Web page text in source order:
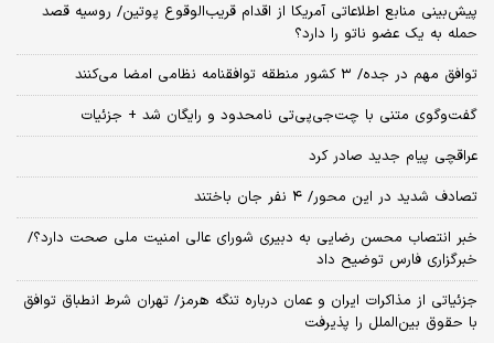
پیش‌بینی منابع اطلاعاتی آمریکا از اقدام قریب‌الوقوع پوتین/ روسیه قصد
حمله به یک عضو ناتو را دارد؟
توافق مهم در جده/ ۳ کشور منطقه توافقنامه نظامی امضا می‌کنند
گفت‌وگوی متنی با چت‌جی‌پی‌تی نامحدود و رایگان شد + جزئیات
عراقچی پیام جدید صادر کرد
تصادف شدید در این محور/ ۴ نفر جان باختند
خبر انتصاب محسن رضایی به دبیری شورای عالی امنیت ملی صحت دارد؟/
خبرگزاری فارس توضیح داد
جزئیاتی از مذاکرات ایران و عمان درباره تنگه هرمز/ تهران شرط انطباق توافق
با حقوق بین‌الملل را پذیرفت